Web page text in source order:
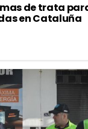
de trata
en Cataluña